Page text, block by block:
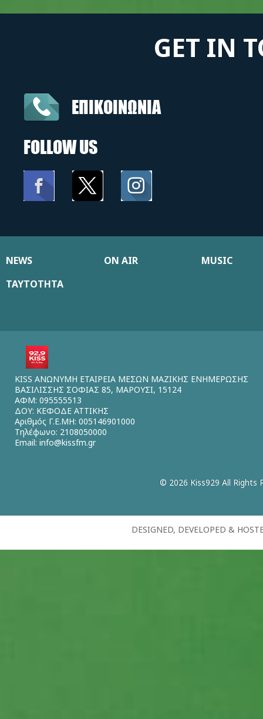
GET IN
ΕΠΙΚΟΙΝΩΝΙΑ
FOLLOW US
NEWS ON AIR
MUSIC
ΤΑΥΤΟΤΗΤΑ
KISS ΑΝΩΝΥΜΗ ΕΤΑΙΡΕΙΑ ΜΕΣΩΝ ΜΑΖΙΚΗΣ ΕΝΗΜΕΡΩΣΗΣ
ΒΑΣΙΛΙΣΣΗΣ ΣΟΦΙΑΣ 85, ΜΑΡΟΥΣΙ, 15124
ΑΦΜ: 095555513
ΔΟΥ: ΚΕΦΟΔΕ ΑΤΤΙΚΗΣ
Αριθμός Γ.Ε.ΜΗ: 005146901000
Τηλέφωνο: 2108050000
Email: info@kissfm.gr
© 2026 Kiss929 All Rights
DESIGNED, DEVELOPED &